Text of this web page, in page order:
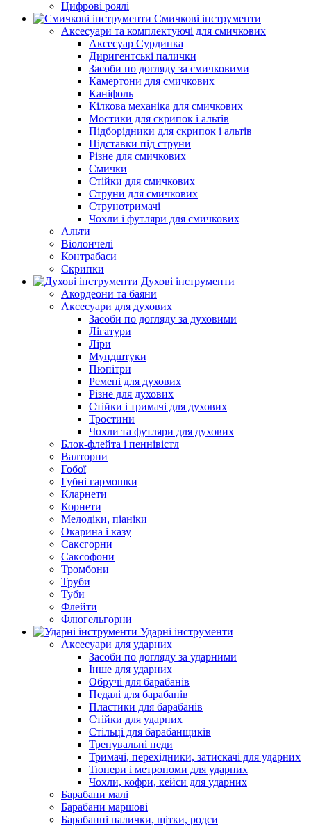
Цифрові роялі
Смичкові інструменти
Аксесуари та комплектуючі для смичкових
Аксесуар Сурдинка
Диригентські палички
Засоби по догляду за смичковими
Камертони для смичкових
Каніфоль
Кілкова механіка для смичкових
Мостики для скрипок і альтів
Підборiдники для скрипок і альтів
Підставки під струни
Різне для смичкових
Смички
Стійки для смичкових
Струни для смичкових
Струнотримачі
Чохли і футляри для смичкових
Альти
Віолончелі
Контрабаси
Скрипки
Духові інструменти
Акордеони та баяни
Аксесуари для духових
Засоби по догляду за духовими
Лігатури
Ліри
Мундштуки
Пюпітри
Ремені для духових
Різне для духових
Стійки і тримачі для духових
Тростини
Чохли та футляри для духових
Блок-флейта і пеннівістл
Валторни
Гобої
Губні гармошки
Кларнети
Корнети
Мелодіки, піаніки
Окарина і казу
Саксгорни
Саксофони
Тромбони
Труби
Туби
Флейти
Флюгельгорни
Ударні інструменти
Аксесуари для ударних
Засоби по догляду за ударними
Інше для ударних
Обручі для барабанів
Педалі для барабанів
Пластики для барабанів
Стійки для ударних
Стільці для барабанщиків
Тренувальні педи
Тримачі, перехідники, затискачі для ударних
Тюнери і метрономи для ударних
Чохли, кофри, кейси для ударних
Барабани малі
Барабани маршові
Барабанні палички, щітки, родси